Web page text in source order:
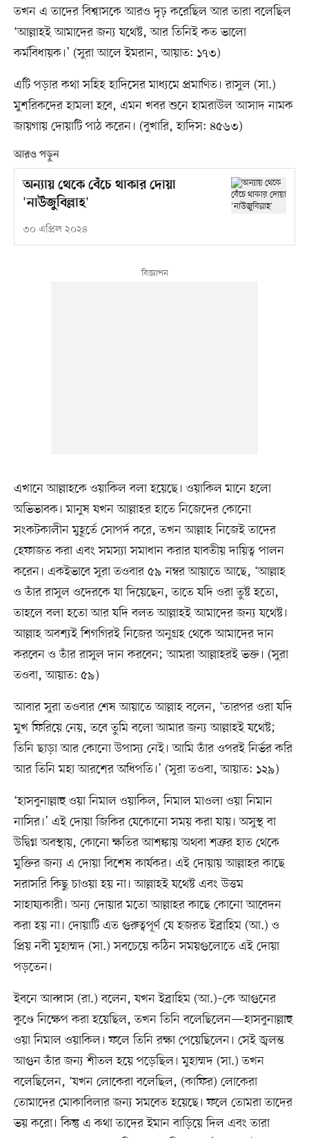
তখন এ তাদের বিশ্বাসকে আরও দৃঢ় করেছিল আর তারা বলেছিল
‘আল্লাহই আমাদের জন্য যথেষ্ট, আর তিনিই কত ভালো
কর্মবিধায়ক।’ (সুরা আলে ইমরান, আয়াত: ১৭৩)
এটি পড়ার কথা সহিহ হাদিসের মাধ্যমে প্রমাণিত। রাসুল (সা.)
মুশরিকদের হামলা হবে, এমন খবর শুনে হামরাউল আসাদ নামক
জায়গায় দোয়াটি পাঠ করেন। (বুখারি, হাদিস: ৪৫৬৩)
আরও পড়ুন
অন্যায় থেকে বেঁচে থাকার দোয়া
'নাউজুবিল্লাহ'
৩০ এপ্রিল ২০২৪
এখানে আল্লাহকে ওয়াকিল বলা হয়েছে। ওয়াকিল মানে হলো
অভিভাবক। মানুষ যখন আল্লাহর হাতে নিজেদের কোনো
সংকটকালীন মুহূর্তে সোপর্দ করে, তখন আল্লাহ নিজেই তাদের
হেফাজত করা এবং সমস্যা সমাধান করার যাবতীয় দায়িত্ব পালন
করেন। একইভাবে সুরা তওবার ৫৯ নম্বর আয়াতে আছে, ‘আল্লাহ
ও তাঁর রাসুল ওদেরকে যা দিয়েছেন, তাতে যদি ওরা তুষ্ট হতো,
তাহলে বলা হতো আর যদি বলত আল্লাহই আমাদের জন্য যথেষ্ট।
আল্লাহ অবশ্যই শিগগিরই নিজের অনুগ্রহ থেকে আমাদের দান
করবেন ও তাঁর রাসুল দান করবেন; আমরা আল্লাহরই ভক্ত। (সুরা
তওবা, আয়াত: ৫৯)
আবার সুরা তওবার শেষ আয়াতে আল্লাহ বলেন, ‘তারপর ওরা যদি
মুখ ফিরিয়ে নেয়, তবে তুমি বলো আমার জন্য আল্লাহই যথেষ্ট;
তিনি ছাড়া আর কোনো উপাস্য নেই। আমি তাঁর ওপরই নির্ভর করি
আর তিনি মহা আরশের অধিপতি।’ (সুরা তওবা, আয়াত: ১২৯)
‘হাসবুনাল্লাহু ওয়া নিমাল ওয়াকিল, নিমাল মাওলা ওয়া নিমান
নাসির।’ এই দোয়া জিকির যেকোনো সময় করা যায়। অসুস্থ বা
উদ্বিগ্ন অবস্থায়, কোনো ক্ষতির আশঙ্কায় অথবা শত্রুর হাত থেকে
মুক্তির জন্য এ দোয়া বিশেষ কার্যকর। এই দোয়ায় আল্লাহর কাছে
সরাসরি কিছু চাওয়া হয় না। আল্লাহই যথেষ্ট এবং উত্তম
সাহায্যকারী। অন্য দোয়ার মতো আল্লাহর কাছে কোনো আবেদন
করা হয় না। দোয়াটি এত গুরুত্বপূর্ণ যে হজরত ইব্রাহিম (আ.) ও
প্রিয় নবী মুহাম্মদ (সা.) সবচেয়ে কঠিন সময়গুলোতে এই দোয়া
পড়তেন।
ইবনে আব্বাস (রা.) বলেন, যখন ইব্রাহিম (আ.)–কে আগুনের
কুণ্ডে নিক্ষেপ করা হয়েছিল, তখন তিনি বলেছিলেন—হাসবুনাল্লাহু
ওয়া নিমাল ওয়াকিল। ফলে তিনি রক্ষা পেয়েছিলেন। সেই জ্বলন্ত
আগুন তাঁর জন্য শীতল হয়ে পড়েছিল। মুহাম্মদ (সা.) তখন
বলেছিলেন, ‘যখন লোকেরা বলেছিল, (কাফির) লোকেরা
তোমাদের মোকাবিলার জন্য সমবেত হয়েছে। ফলে তোমরা তাদের
ভয় করো। কিন্তু এ কথা তাদের ইমান বাড়িয়ে দিল এবং তারা